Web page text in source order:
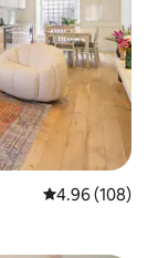
औसत रेटिंग 5 में से
4.96 (108)